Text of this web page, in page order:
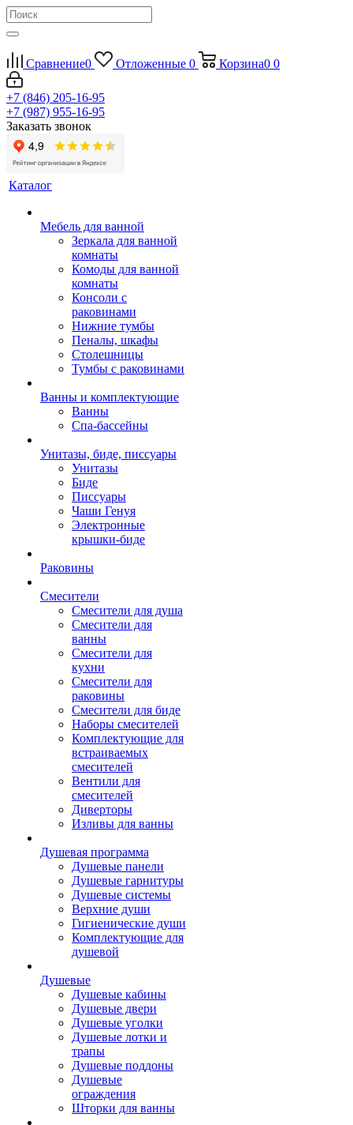
Сравнение0 Отложенные 0 Корзина0 0
+7 (846) 205-16-95
+7 (987) 955-16-95
Заказать звонок
Каталог
Мебель для ванной
Зеркала для ванной
комнаты
Комоды для ванной
комнаты
Консоли с
раковинами
Нижние тумбы
Пеналы, шкафы
Столешницы
Тумбы с раковинами
Ванны и комплектующие
Ванны
Спа-бассейны
Унитазы, биде, писсуары
Унитазы
Биде
Писсуары
Чаши Генуя
Электронные
крышки-биде
Раковины
Смесители
Смесители для душа
Смесители для
ванны
Смесители для
кухни
Смесители для
раковины
Смесители для биде
Наборы смесителей
Комплектующие для
встраиваемых
смесителей
Вентили для
смесителей
Диверторы
Изливы для ванны
Душевая программа
Душевые панели
Душевые гарнитуры
Душевые системы
Верхние души
Гигиенические души
Комплектующие для
душевой
Душевые
Душевые кабины
Душевые двери
Душевые уголки
Душевые лотки и
трапы
Душевые поддоны
Душевые
ограждения
Шторки для ванны